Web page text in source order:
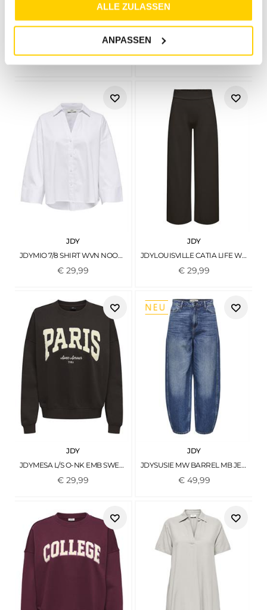
ALLE ZULASSEN
ANPASSEN
JDYELO L/S TASSEL TOP WVN EXP BLACK
JDY
JDYMIO 7/8 SHIRT WVN NOOS WHITE
€ 29,99
JDY
JDYLOUISVILLE CATIA LIFE WD PNT JRS NOOS CHOCOLATE TORTE
€29,99
JDY
JDYMESA L/S O-NK EMB SWEAT JRS NOOS GANACHE
€ 29,99
JDY
JDYSUSIE MW BARREL MB JEANS DNM NOOS MEDIUM BLUE DENIM
€ 49,99